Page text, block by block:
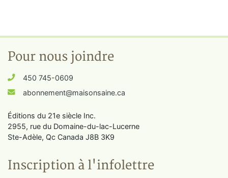
Pour nous joindre
450 745-0609
abonnement@maisonsaine.ca
Éditions du 21e siècle Inc.
2955, rue du Domaine-du-lac-Lucerne
Ste-Adèle, Qc Canada J8B 3K9
Inscription à l'infolettre